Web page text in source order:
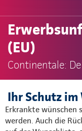
(EU)
Continentale:
Ihr Schutz im
Erkrankte wünschen
werden. Auch die